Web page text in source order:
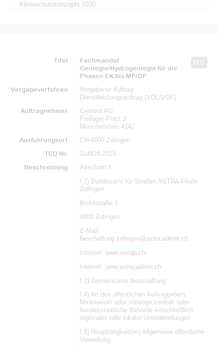
Klimaschutzkonzepts 2030
Titel PDF
Fachmandat
Geologie/Hydrogeologie für die
Phasen EK bis MP/DP
Vergabeverfahren
Vergebener Auftrag
Dienstleistungsauftrag (VOL/VOF)
Auftragnehmer
Geotest AG
Freilager-Platz 3
Münchenstein 4142
Ausführungsort
CH-4800 Zofingen
TED Nr.
214428-2019
Beschreibung
Abschnitt I:
I.1) Bundesamt für Straßen ASTRA Filiale
Zofingen
Brühlstraße 3
4800 Zofingen
E-Mail:
beschaffung.zofingen@astra.admin.ch
Internet: www.simap.ch
Internet: www.astra.admin.ch
I.2) Gemeinsame Beschaffung
I.4) Art des öffentlichen Auftraggebers
Ministerium oder sonstige zentral- oder
bundesstaatliche Behörde einschließlich
regionaler oder lokaler Unterabteilungen
I.5) Haupttätigkeit(en) Allgemeine öffentliche
Verwaltung